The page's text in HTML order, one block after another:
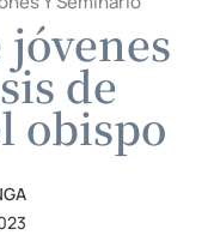
de
obispo